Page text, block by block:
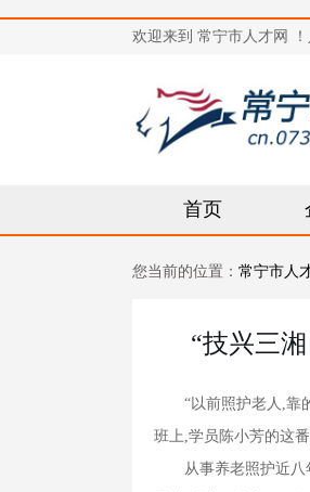
欢迎来到 常宁市人才网
首页
您当前的位置： 常宁市人
“技兴三
“以前照护老人,靠的
班上,学员陈小芳的这
从事养老照护近八年